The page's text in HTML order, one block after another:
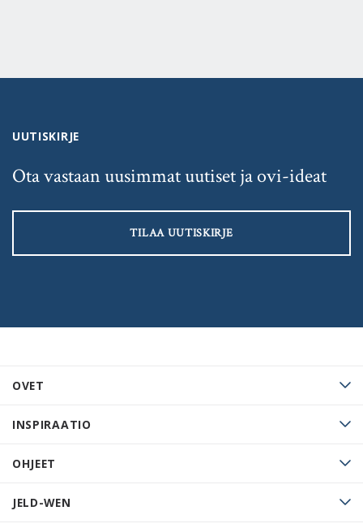
OVET
INSPIRAATIO
OHJEET
JELD-WEN
UUTISKIRJE
Ota vastaan uusimmat uutiset ja ovi-ideat
TILAA UUTISKIRJE